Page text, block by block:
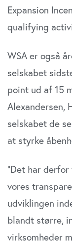
anvende vores
Expansion
qualifying
WSA er også
selskabet
point ud af 15
Alexandersen,
selskabet de
at styrke
”Det har
vores
udviklingen
blandt større,
virksomheder